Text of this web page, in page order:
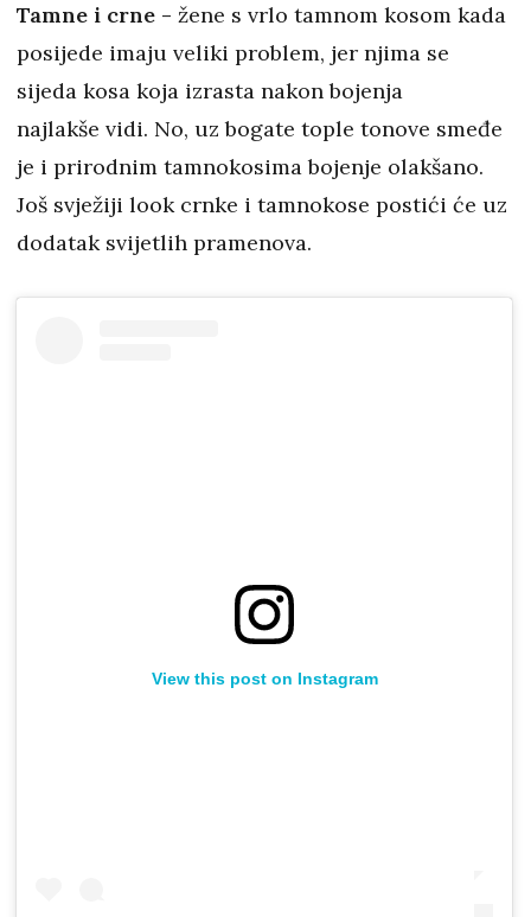
Tamne i crne - žene s vrlo tamnom kosom kada
posijede imaju veliki problem, jer njima se
sijeda kosa koja izrasta nakon bojenja
najlakše vidi. No, uz bogate tople tonove smeđe
je i prirodnim tamnokosima bojenje olakšano.
Još svježiji look crnke i tamnokose postići će uz
dodatak svijetlih pramenova.
View this post on Instagram